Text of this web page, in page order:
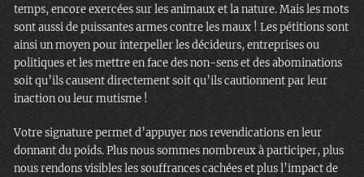
temps, encore exercées sur les animaux et la nature. Mais les mots
sont aussi de puissantes armes contre les maux ! Les pétitions sont
ainsi un moyen pour interpeller les décideurs, entreprises ou
politiques et les mettre en face des non-sens et des abominations
soit qu’ils causent directement soit qu’ils cautionnent par leur
inaction ou leur mutisme !
Votre signature permet d’appuyer nos revendications en leur
donnant du poids. Plus nous sommes nombreux à participer, plus
nous rendons visibles les souffrances cachées et plus l’impact de